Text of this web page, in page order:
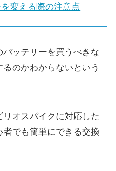
変える際の注意点
バッテリーを買うべきな
のかわからないという
オスパイクに対応した
でも簡単にできる交換